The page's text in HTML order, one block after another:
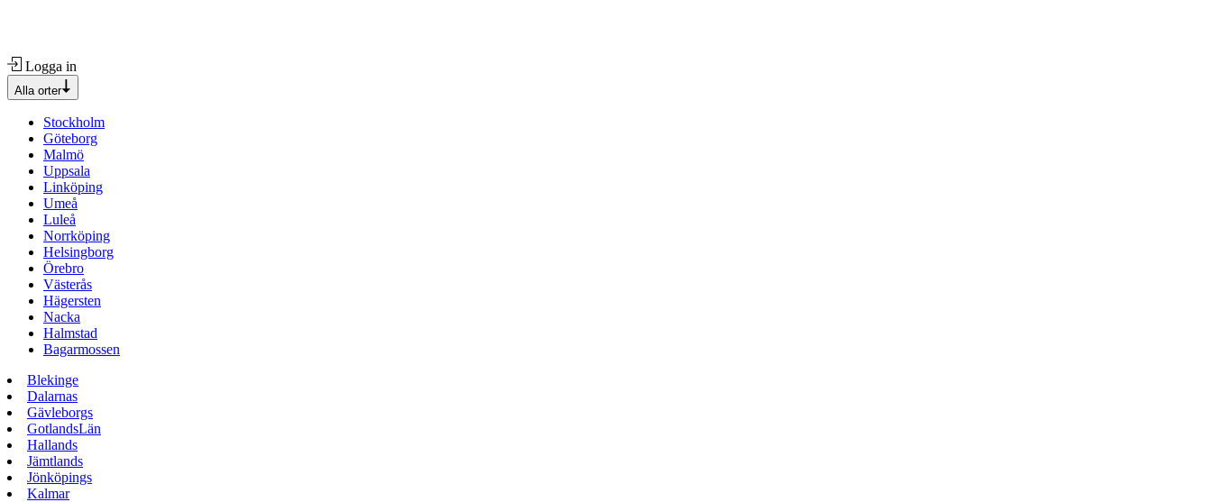
Logga in
Alla orter
Stockholm
Göteborg
Malmö
Uppsala
Linköping
Umeå
Luleå
Norrköping
Helsingborg
Örebro
Västerås
Hägersten
Nacka
Halmstad
Bagarmossen
Blekinge
Dalarnas
Gävleborgs
GotlandsLän
Hallands
Jämtlands
Jönköpings
Kalmar